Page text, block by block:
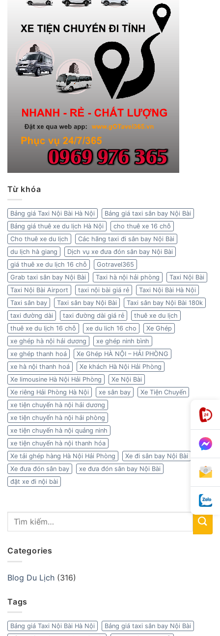
Từ khóa
Bảng giá Taxi Nội Bài Hà Nội
Bảng giá taxi sân bay Nội Bài
Bảng giá thuê xe du lịch Hà Nội
cho thuê xe 16 chỗ
Cho thuê xe du lịch
Các hãng taxi đi sân bay Nội Bài
du lịch hà giang
Dịch vụ xe đưa đón sân bay Nội Bài
giá thuê xe du lịch 16 chỗ
Gotravel365
Grab taxi sân bay Nội Bài
Taxi hà nội hải phòng
Taxi Nội Bài
Taxi Nội Bài Airport
taxi nội bài giá rẻ
Taxi Nội Bài Hà Nội
Taxi sân bay
Taxi sân bay Nội Bài
Taxi sân bay Nội Bài 180k
taxi đường dài
taxi đường dài giá rẻ
thuê xe du lịch
thuê xe du lịch 16 chỗ
xe du lich 16 cho
Xe Ghép
xe ghép hà nội hải dương
xe ghép ninh bình
xe ghép thanh hoá
Xe Ghép HÀ NỘI – HẢI PHÒNG
xe hà nội thanh hoá
Xe khách Hà Nội Hải Phòng
Xe limousine Hà Nội Hải Phòng
Xe Nội Bài
Xe riêng Hải Phòng Hà Nội
xe sân bay
Xe Tiện Chuyến
xe tiện chuyến hà nội hải dương
xe tiện chuyến hà nội hải phòng
xe tiện chuyến hà nội quảng ninh
xe tiện chuyến hà nội thanh hóa
Xe tải ghép hàng Hà Nội Hải Phòng
Xe đi sân bay Nội Bài
Xe đưa đón sân bay
xe đưa đón sân bay Nội Bài
đặt xe đi nội bài
Categories
Blog Du Lịch (316)
Tags
Bảng giá Taxi Nội Bài Hà Nội
Bảng giá taxi sân bay Nội Bài